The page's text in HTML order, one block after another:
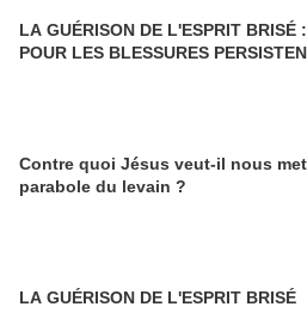
LA GUÉRISON DE L'ESPRIT BRISÉ
POUR LES BLESSURES
Contre quoi Jésus veut-il nous mettre en garde dans la
parabole du levain ?
LA GUÉRISON DE L'ESPRIT BRISÉ